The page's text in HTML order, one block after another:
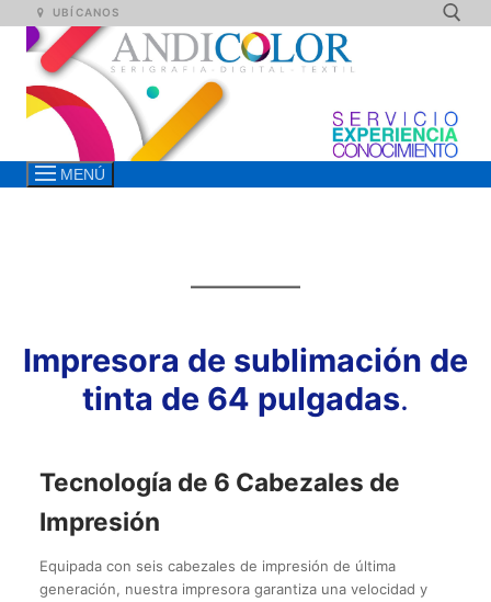
contenido
UBÍCANOS
MENÚ
Impresora de sublimación de
tinta de 64 pulgadas.
Tecnología de 6 Cabezales de
Impresión
Equipada con seis cabezales de impresión de última
generación, nuestra impresora garantiza una velocidad y